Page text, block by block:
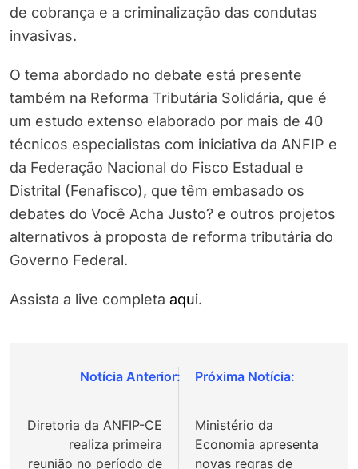
de cobrança e a criminalização das condutas
invasivas.
O tema abordado no debate está presente
também na Reforma Tributária Solidária, que é
um estudo extenso elaborado por mais de 40
técnicos especialistas com iniciativa da ANFIP e
da Federação Nacional do Fisco Estadual e
Distrital (Fenafisco), que têm embasado os
debates do Você Acha Justo? e outros projetos
alternativos à proposta de reforma tributária do
Governo Federal.
Assista a live completa aqui.
Navegação
Post
Diretoria da ANFIP-CE
realiza primeira
reunião no período de
Ministério da
Economia apresenta
novas regras de